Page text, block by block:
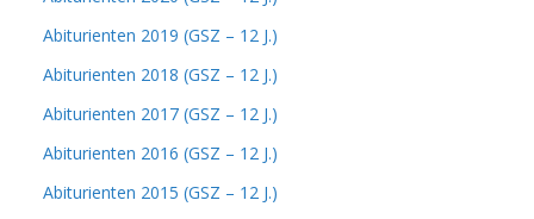
Abiturienten 2019 (GSZ – 12 J.)
Abiturienten 2018 (GSZ – 12 J.)
Abiturienten 2017 (GSZ – 12 J.)
Abiturienten 2016 (GSZ – 12 J.)
Abiturienten 2015 (GSZ – 12 J.)